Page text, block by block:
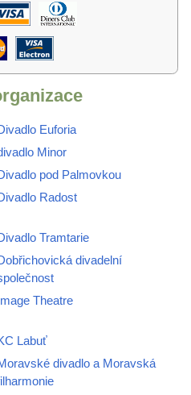
Euforia
Minor
pod Palmovkou
Radost
Tramtarie
divadelní
Image Theatre
Labuť
divadlo a Moravská